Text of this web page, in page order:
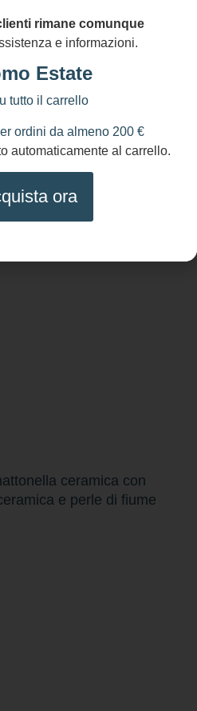
ceramica con
e perle di fiume
rimane comunque
e informazioni.
Estate
tutto il carrello
ordini da almeno 200 €
automaticamente al carrello.
ora